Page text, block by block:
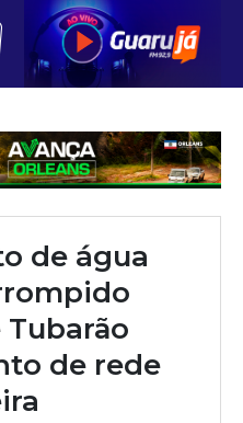
de água
de rede